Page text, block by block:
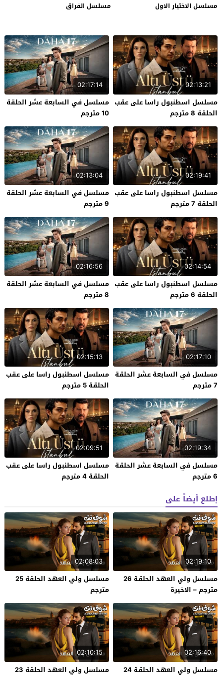
مسلسل الاختيار الاول مسلسل الفراق
02:13:21
مسلسل اسطنبول راسا على عقب
الحلقة 8 مترجم
02:17:14
مسلسل في السابعة عشر الحلقة
10 مترجم
02:19:41
مسلسل اسطنبول راسا على عقب
الحلقة 7 مترجم
02:13:04
مسلسل في السابعة عشر الحلقة
9 مترجم
02:14:54
مسلسل اسطنبول راسا على عقب
الحلقة 6 مترجم
02:16:56
مسلسل في السابعة عشر الحلقة
8 مترجم
02:17:10
مسلسل في السابعة عشر الحلقة
7 مترجم
02:15:13
مسلسل اسطنبول راسا على عقب
الحلقة 5 مترجم
02:19:34
مسلسل في السابعة عشر الحلقة
6 مترجم
02:09:51
مسلسل اسطنبول راسا على عقب
الحلقة 4 مترجم
إطلع أيضاً على
02:19:10
مسلسل ولي العهد الحلقة 26
مترجم – الاخيرة
02:08:03
مسلسل ولي العهد الحلقة 25
مترجم
02:16:40
مسلسل ولي العهد الحلقة 24
02:10:15
مسلسل ولي العهد الحلقة 23